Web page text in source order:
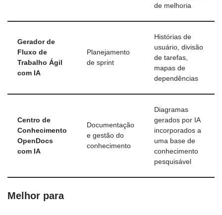
de melhoria
Gerador de
Fluxo de
Trabalho Ágil
com IA
Planejamento
de sprint
Histórias de
usuário, divisão
de tarefas,
mapas de
dependências
Centro de
Conhecimento
OpenDocs
com IA
Documentação
e gestão do
conhecimento
Diagramas
gerados por IA
incorporados a
uma base de
conhecimento
pesquisável
Melhor para